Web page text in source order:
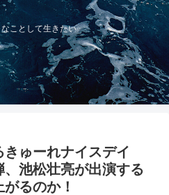
なことして生きたい
ゅーれナイスデイ
池松壮亮が出演する
るのか！